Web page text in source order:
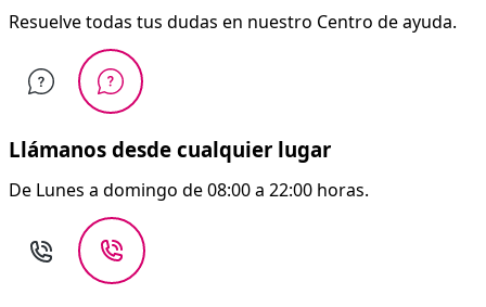
Resuelve todas tus dudas en nuestro Centro de ayuda.
Llámanos desde cualquier lugar
De Lunes a domingo de 08:00 a 22:00 horas.